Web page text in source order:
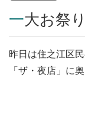
一大お
昨日は住之江区
「ザ・夜店」に